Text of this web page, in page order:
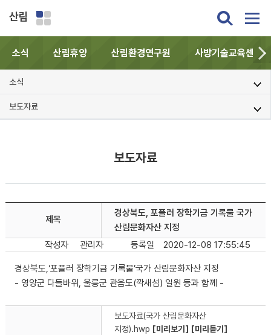
산림
소식 산림휴양 산림환경연구원 사방기술교육센터
소식
보도자료
보도자료
제목
경상북도, 포플러 장학기금 기록물 국가
산림문화자산 지정
등록일
2020-12-08 17:55:45
작성자 관리자
경상북도,‘포플러 장학기금 기록물’국가 산림문화자산 지정
- 영양군 다들바위, 울릉군 관음도(깍새섬) 일원 등과 함께 -
보도자료(국가 산림문화자산
지정).hwp [미리보기]
[미리듣기]